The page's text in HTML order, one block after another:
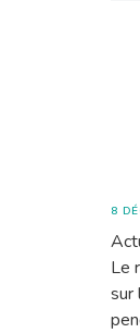
8
Le
sur